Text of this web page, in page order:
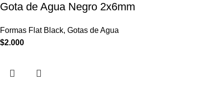
Gota de Agua Negro 2x6mm
Formas Flat Black, Gotas de Agua
$2.000